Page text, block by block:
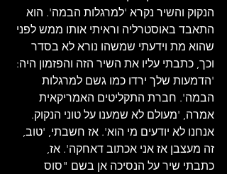
הנקוק והשיר נקרא 'למרגלות הבמה'. הוא
התאבד באוסטרליה וראיתי אותו ממש לפני
שהוא מת וידעתי שמשהו נורא לא בסדר
וכך, כתבתי עליו את השיר הזה והפזמון היה:
'הדמעות שלך ירדו כמו גשם למרגלות
הבמה'. חברת התקליטים האמריקאית
אמרה, 'מעולם לא שמענו על טוני הנקוק.
אנחנו לא יודעים מי הוא'. אז חשבתי, 'טוב,
זה מעצבן אז אני אכתוב דאחקה'. אז,
כתבתי שיר על הנסיכה אן בשם "סוס